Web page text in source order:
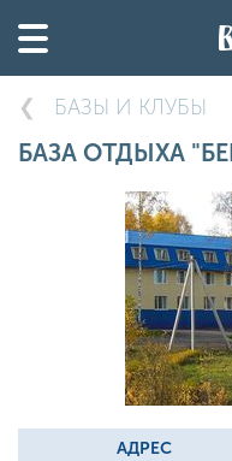
БАЗЫ И КЛУБЫ
БАЗА ОТДЫХА
АДРЕС